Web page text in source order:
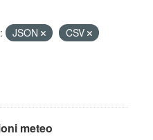
JSON
CSV
meteo